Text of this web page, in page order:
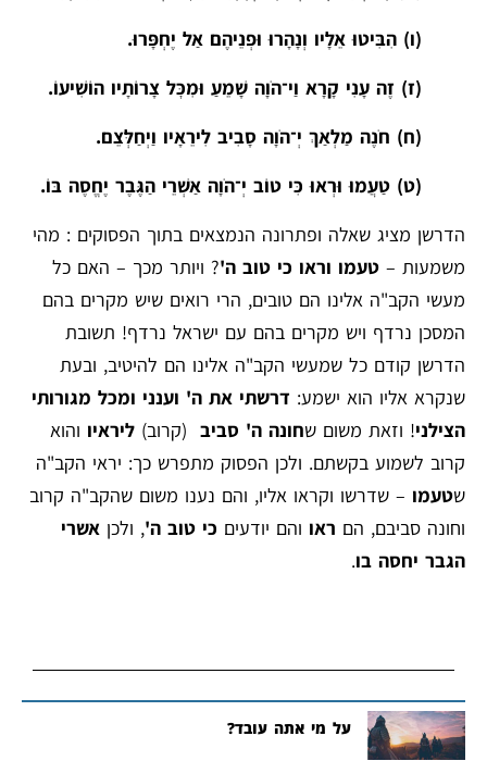
(ו) הִבִּיטוּ אֵלָיו וְנָהָרוּ וּפְנֵיהֶם אַל יֶחְפָּרוּ.
(ז) זֶה עָנִי קָרָא וַי־הֹוָה שָׁמֵעַ וּמִכׇּל צָרוֹתָיו הוֹשִׁיעוֹ.
(ח) חֹנֶה מַלְאַךְ יְ־הֹוָה סָבִיב לִירֵאָיו וַיְחַלְּצֵם.
(ט) טַעֲמוּ וּרְאוּ כִּי טוֹב יְ־הֹוָה אַשְׁרֵי הַגֶּבֶר יֶחֱסֶה בּוֹ.
הדרשן מציג שאלה ופתרונה הנמצאים בתוך הפסוקים : מהי
משמעות – טעמו וראו כי טוב ה'? ויותר מכך – האם כל
מעשי הקב"ה אלינו הם טובים, הרי רואים שיש מקרים בהם
המסכן נרדף ויש מקרים בהם עם ישראל נרדף! תשובת
הדרשן קודם כל שמעשי הקב"ה אלינו הם להיטיב, ובעת
שנקרא אליו הוא ישמע: דרשתי את ה' וענני ומכל מגורותי
הצילני! וזאת משום שחונה ה' סביב (קרוב) ליראיו והוא
קרוב לשמוע בקשתם. ולכן הפסוק מתפרש כך: יראי הקב"ה
שטעמו – שדרשו וקראו אליו, והם נענו משום שהקב"ה קרוב
וחונה סביבם, הם ראו והם יודעים כי טוב ה', ולכן אשרי
הגבר יחסה בו.
על מי אתה עובד?